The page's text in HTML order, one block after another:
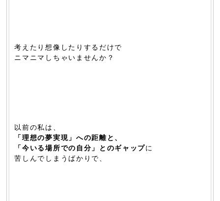
考えたり想像したりするだけで
ニマニマしちゃいませんか？
以前の私は、
「理想の夢実現」への距離と、
「今いる場所での自分」とのギャップに
苦しんでしまうばかりで、